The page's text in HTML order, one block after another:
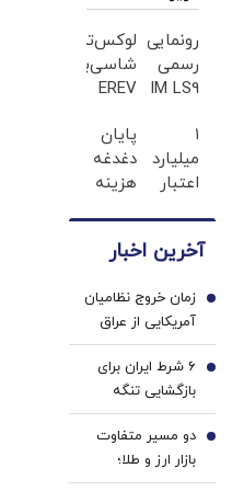
رونمایی
رسمی
IM LS9
EREV
در
ایران
لوکس‌ترین
شاسی‌بلند
EREV
ایران،
توسط
نیکا
شد!
۱
میلیارد
اعتبار
بدون
و چک
پایان
دغدغه
هزینه
پزشکی
سفید
کننده
خانگی
آخرین اخبار
زمان خروج نظامیان
آمریکایی از عراق
اعلام شد
1
۶ شرط ایران برای
بازگشایی تنگه
هرمز/ شورای عالی
امنیت ملی تکلیف
را یکسره کرد
2
دو مسیر متفاوت
بازار ارز و طلا؛
سقوط یک‌کاناله
3